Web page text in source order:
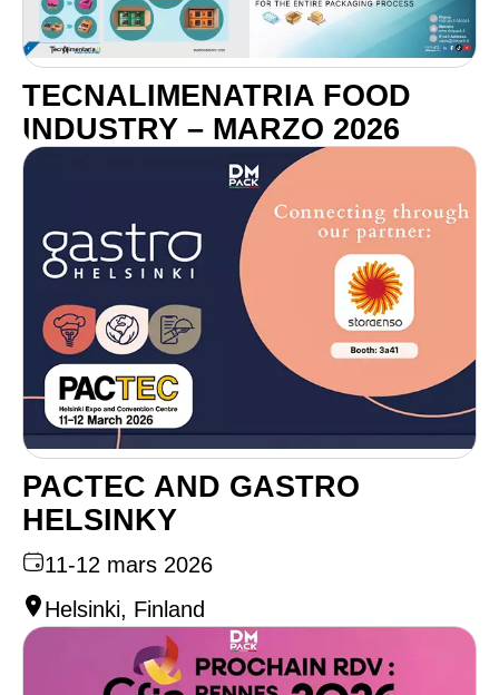
TECNALIMENATRIA FOOD
INDUSTRY – MARZO 2026
PACTEC AND GASTRO
HELSINKY
11-12 mars 2026
Helsinki, Finland